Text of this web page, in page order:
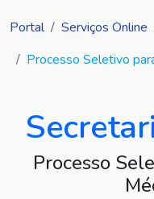
Portal Serviços Online
Processo Seletivo
Processo